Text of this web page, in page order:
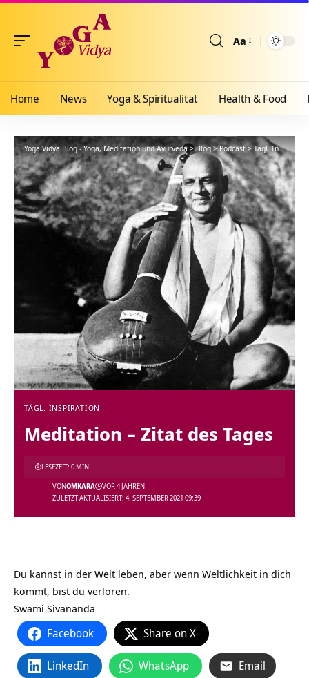
Aa
Home News Yoga & Spiritualität Health & Food
Yoga Vidya Blog - Yoga, Meditation und Ayurveda >Blog>Podcast > Tägl. Inspiration
TÄGL. INSPIRATION
Meditation – Zitat des Tages
ZULETZT AKTUALISIERT: 4. SEPTEMBER 2021 09:39
VONOMKARA VOR 4 JAHREN
LESEZEIT: 0 MIN
Du kannst in der Welt leben, aber wenn Weltlichkeit in dich
kommt, bist du verloren.
Swami Sivananda
Facebook Share on X
LinkedIn WhatsApp Email